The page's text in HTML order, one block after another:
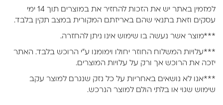
למזמין באתר יש את הזכות להחזיר את במוצרים תוך 14 ימי
עסקים וזאת בתנאי שהם באריזתם המקורית במצב תקין בלבד.
***מוצר אשר נעשה בו שימוש אינו ניתן להחזרה.
***עלויות המשלוח החוזר יחולו וימומנו ע”י הרוכש בלבד. האתר
יזכה את הרוכש אך ורק על עלויות המוצרים.
***אנו לא נושאים באחריות על כל נזק שנגרם למוצר עקב
שימוש שגוי או בלתי הולם למוצר הנרכש.